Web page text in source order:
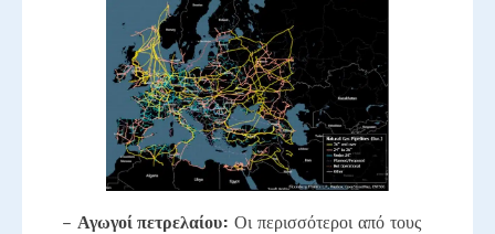
– Αγωγοί πετρελαίου: Οι περισσότεροι από τους